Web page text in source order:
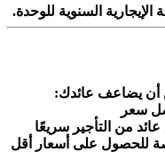
الإيجارية السنوية للوحدة.
أن يضاعف عائدك:
سعر
من التأجير سريعًا
للحصول على أسعار أقل